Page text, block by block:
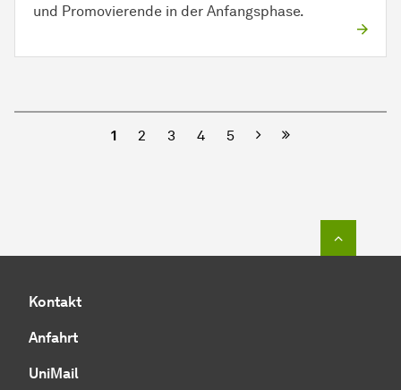
und Promovierende in der Anfangsphase.
1 2 3 4 5 Nächste
Kontakt
Anfahrt
UniMail